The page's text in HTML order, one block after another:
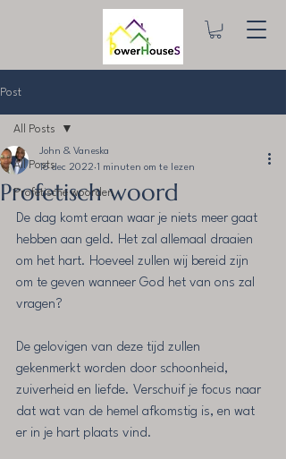
Post
All Posts
Profetische woorden
All Posts
Profetisch woord
John & Vaneska
16 dec 2022 1 minuten om te lezen
De dag komt eraan waar je niets meer gaat
hebben aan geld. Het zal allemaal draaien
om het hart. Hoeveel zullen wij bereid zijn
om te geven wanneer God het van ons zal
vragen?
De gelovigen van deze tijd zullen
gekenmerkt worden door schoonheid,
zuiverheid en liefde. Verschuif je focus naar
dat wat van de hemel afkomstig is, en wat
er in je hart plaats vind.